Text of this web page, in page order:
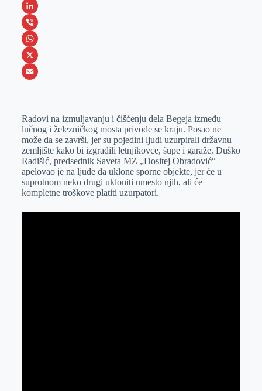
a
c
e
b
o
M
e
s
s
e
e
r
L
i
n
k
I
n
V
i
b
W
h
s
A
p
p
X
a
i
l
Radovi na izmuljavanju i čišćenju dela Begeja između
lučnog i železničkog mosta privode se kraju. Posao ne
može da se završi, jer su pojedini ljudi uzurpirali državnu
zemljište kako bi izgradili letnjikovce, šupe i garaže. Duško
Radišić, predsednik Saveta MZ „Dositej Obradović“
apelovao je na ljude da uklone sporne objekte, jer će u
suprotnom neko drugi ukloniti umesto njih, ali će
kompletne troškove platiti uzurpatori.